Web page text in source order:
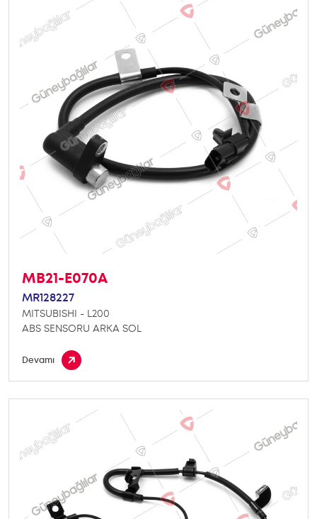
MB21-E070A
MR128227
MITSUBISHI - L200
ABS SENSORU ARKA SOL
Devamı